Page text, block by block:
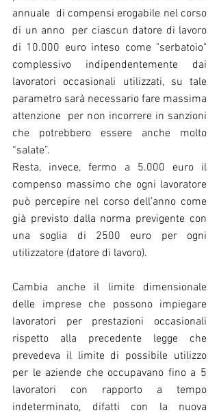
annuale  di compensi erogabile nel corso
di un anno  per ciascun datore di lavoro
di 10.000 euro inteso come "serbatoio"
complessivo indipendentemente dai
lavoratori occasionali utilizzati, su tale
parametro sarà necessario fare massima
attenzione  per non incorrere in sanzioni
che potrebbero essere anche molto
“salate”.
Resta, invece, fermo a 5.000 euro il
compenso massimo che ogni lavoratore
può percepire nel corso dell’anno come
già previsto dalla norma previgente con
una soglia di 2500 euro per ogni
utilizzatore (datore di lavoro).
Cambia anche il limite dimensionale
delle imprese che possono impiegare
lavoratori per prestazioni occasionali
rispetto alla precedente legge che
prevedeva il limite di possibile utilizzo
per le aziende che occupavano fino a 5
lavoratori con rapporto a tempo
indeterminato, difatti con la nuova